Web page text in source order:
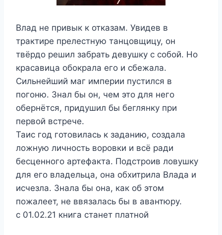
Влад не привык к отказам. Увидев в
трактире прелестную танцовщицу, он
твёрдо решил забрать девушку с собой. Но
красавица обокрала его и сбежала.
Сильнейший маг империи пустился в
погоню. Знал бы он, чем это для него
обернётся, придушил бы беглянку при
первой встрече.
Таис год готовилась к заданию, создала
ложную личность воровки и всё ради
бесценного артефакта. Подстроив ловушку
для его владельца, она обхитрила Влада и
исчезла. Знала бы она, как об этом
пожалеет, не ввязалась бы в авантюру.
с 01.02.21 книга станет платной